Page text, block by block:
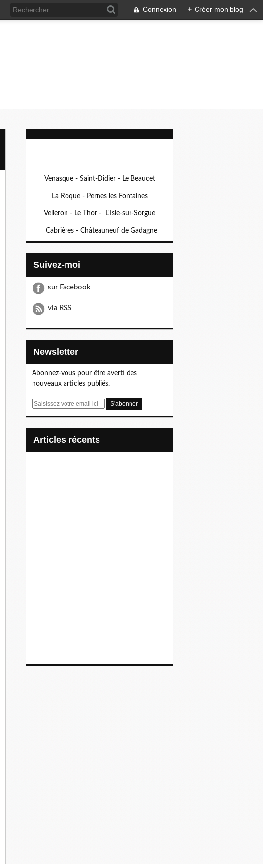
Connexion + Créer mon blog
Venasque - Saint-Didier - Le Beaucet
La Roque - Pernes les Fontaines
Velleron - Le Thor - L'Isle-sur-Sorgue
Cabrières - Châteauneuf de Gadagne
Suivez-moi
sur Facebook
via RSS
Newsletter
Abonnez-vous pour être averti des
nouveaux articles publiés.
E
articles récents